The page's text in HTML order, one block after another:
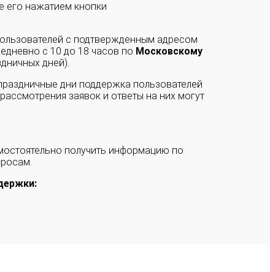
его нажатием кнопки
с подтвержденным адресом
с 10 до 18 часов по Московскому
дней).
дни поддержка пользователей
заявок и ответы на них могут
получить информацию по